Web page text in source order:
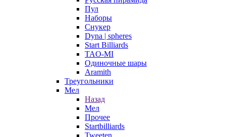
Пул
Наборы
Снукер
Dyna | spheres
Start Billiards
TAO-MI
Одиночные шары
Aramith
Треугольники
Мел
Назад
Мел
Прочее
Startbilliards
Tweeten